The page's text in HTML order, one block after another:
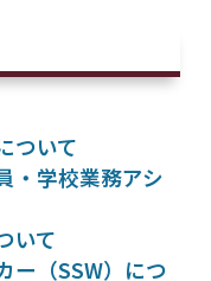
ついて
・学校業務アシ
いて
ー（SSW）につ